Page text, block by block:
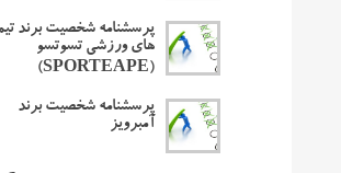
پرسشنامه شخصیت برند
های ورزشی تسوتسو
(SPORTEAPE)
پرسشنامه شخصیت برند
آمبرویز